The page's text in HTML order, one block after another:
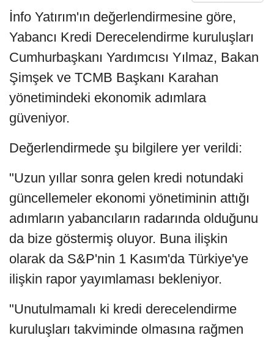
İnfo Yatırım'ın değerlendirmesine göre,
Yabancı Kredi Derecelendirme kuruluşları
Cumhurbaşkanı Yardımcısı Yılmaz, Bakan
Şimşek ve TCMB Başkanı Karahan
yönetimindeki ekonomik adımlara
güveniyor.
Değerlendirmede şu bilgilere yer verildi:
"Uzun yıllar sonra gelen kredi notundaki
güncellemeler ekonomi yönetiminin attığı
adımların yabancıların radarında olduğunu
da bize göstermiş oluyor. Buna ilişkin
olarak da S&P'nin 1 Kasım'da Türkiye'ye
ilişkin rapor yayımlaması bekleniyor.
"Unutulmamalı ki kredi derecelendirme
kuruluşları takviminde olmasına rağmen